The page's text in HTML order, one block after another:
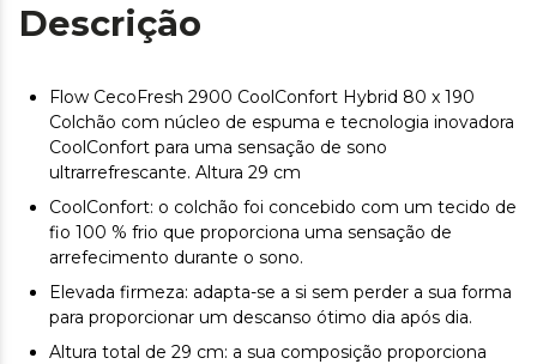
Descrição
Flow CecoFresh 2900 CoolConfort Hybrid 80 x 190
Colchão com núcleo de espuma e tecnologia inovadora
CoolConfort para uma sensação de sono
ultrarrefrescante. Altura 29 cm
CoolConfort: o colchão foi concebido com um tecido de
fio 100 % frio que proporciona uma sensação de
arrefecimento durante o sono.
Elevada firmeza: adapta-se a si sem perder a sua forma
para proporcionar um descanso ótimo dia após dia.
Altura total de 29 cm: a sua composição proporciona